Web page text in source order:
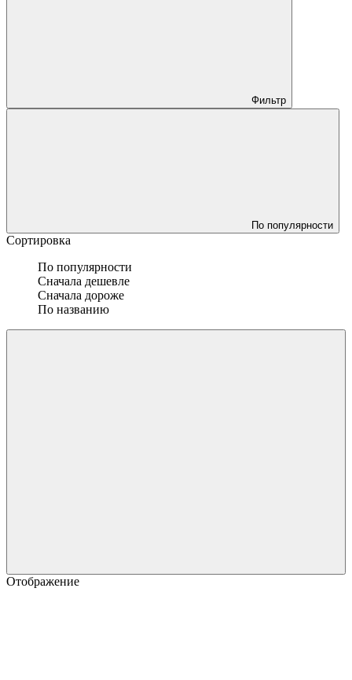
Фильтр
По популярности
Сортировка
По популярности
Сначала дешевле
Сначала дороже
По названию
Отображение